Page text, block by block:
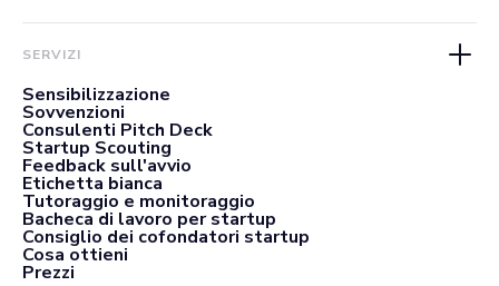
SERVIZI
Sensibilizzazione
Sovvenzioni
Consulenti Pitch Deck
Startup Scouting
Feedback sull'avvio
Etichetta bianca
Tutoraggio e monitoraggio
Bacheca di lavoro per startup
Consiglio dei cofondatori startup
Cosa ottieni
Prezzi